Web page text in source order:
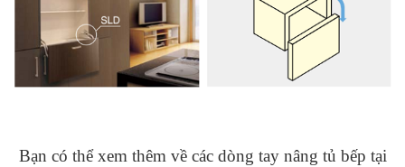
Bạn có thể xem thêm về các dòng tay nâng tủ bếp tại